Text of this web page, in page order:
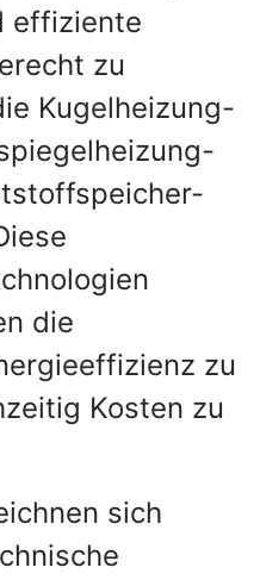
effiziente
zu
Kugelheizung-
die
zu
Kosten zu
sich